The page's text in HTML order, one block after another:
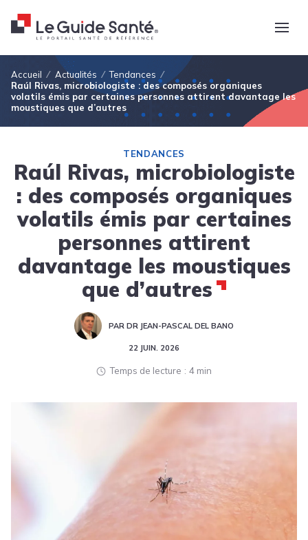
Fil d'Ariane
Accueil Actualités
Tendances
Raúl Rivas, microbiologiste : des composés organiques
volatils émis par certaines personnes attirent davantage les
moustiques que d’autres
TENDANCES
Raúl Rivas, microbiologiste
: des composés organiques
volatils émis par certaines
personnes attirent
davantage les moustiques
que d’autres
PAR DR JEAN-PASCAL DEL BANO
22 JUIN. 2026
Temps de lecture 4 min